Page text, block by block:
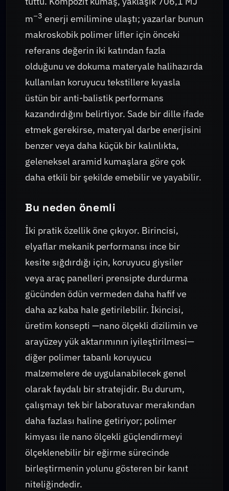
m−3 enerji emilimine ulaştı; yazarlar bunun
makroskobik polimer lifler için önceki
referans değerin iki katından fazla
olduğunu ve dokuma materyale halihazırda
kullanılan koruyucu tekstillere kıyasla
üstün bir anti-balistik performans
kazandırdığını belirtiyor. Sade bir dille ifade
etmek gerekirse, materyal darbe enerjisini
benzer veya daha küçük bir kalınlıkta,
geleneksel aramid kumaşlara göre çok
daha etkili bir şekilde emebilir ve yayabilir.
Bu neden önemli
İki pratik özellik öne çıkıyor. Birincisi,
elyaflar mekanik performansı ince bir
kesite sığdırdığı için, koruyucu giysiler
veya araç panelleri prensipte durdurma
gücünden ödün vermeden daha hafif ve
daha az kaba hale getirilebilir. İkincisi,
üretim konsepti —nano ölçekli dizilimin ve
arayüzey yük aktarımının iyileştirilmesi—
diğer polimer tabanlı koruyucu
malzemelere de uygulanabilecek genel
olarak faydalı bir stratejidir. Bu durum,
çalışmayı tek bir laboratuvar merakından
daha fazlası haline getiriyor; polimer
kimyası ile nano ölçekli güçlendirmeyi
ölçeklenebilir bir eğirme sürecinde
birleştirmenin yolunu gösteren bir kanıt
niteliğindedir.